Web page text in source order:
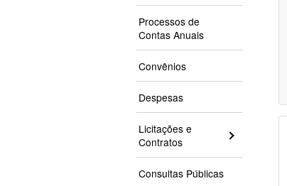
Processos de
Contas Anuais
Convênios
Despesas
Licitações e
Contratos
Consultas Públicas